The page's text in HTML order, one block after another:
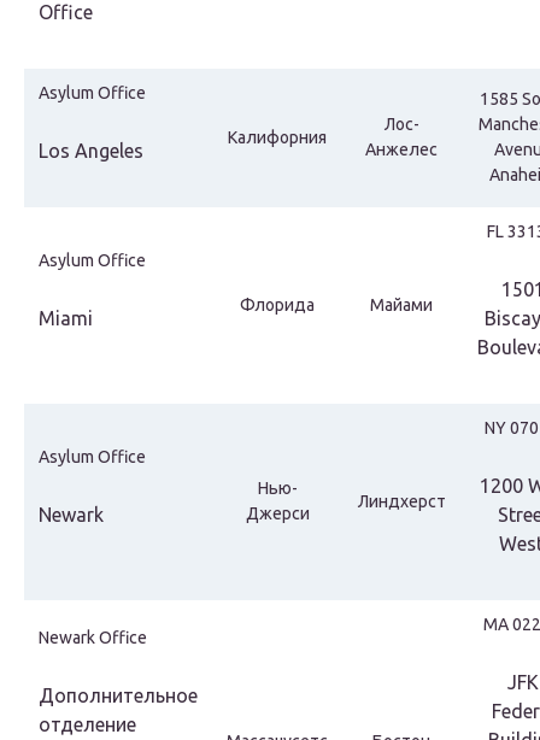
Office
Asylum Office
Los Angeles
Калифорния
Лос-
Анжелес
1585
Asylum Office
Miami
Флорида Майами
FL
Asylum Office
Newark
Нью-
Джерси
Линдхерст
NY
1200
Newark Office
Дополнительное
отделение
МА
JFK